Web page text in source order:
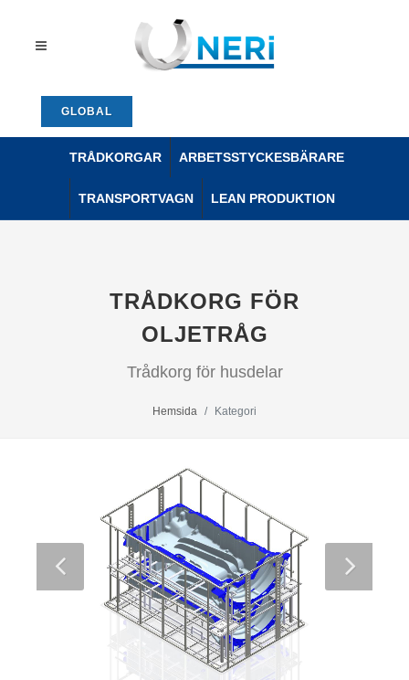
GLOBAL
TRÅDKORGAR ARBETSSTYCKESBÄRARE
TRANSPORTVAGN LEAN PRODUKTION
TRÅDKORG FÖR
OLJETRÅG
Trådkorg för husdelar
Hemsida Kategori